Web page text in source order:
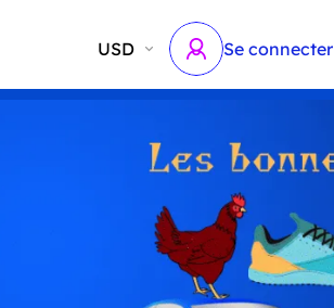
USD Se connecter